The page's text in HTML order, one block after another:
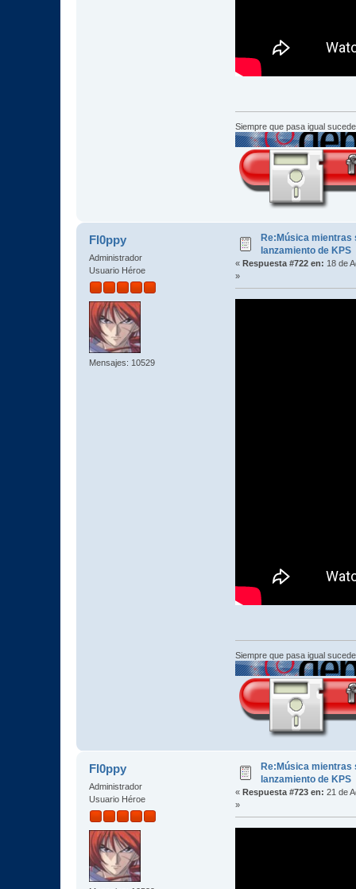
Siempre que pasa igual
Fl0ppy
Administrador
Usuario Héroe
Mensajes: 10529
Re:Música mientras
lanzamiento de KPS
« Respuesta #722 en: 18 de
»
Siempre que pasa igual
Fl0ppy
Administrador
Usuario Héroe
Re:Música mientras
lanzamiento de KPS
« Respuesta #723 en: 21 de
»